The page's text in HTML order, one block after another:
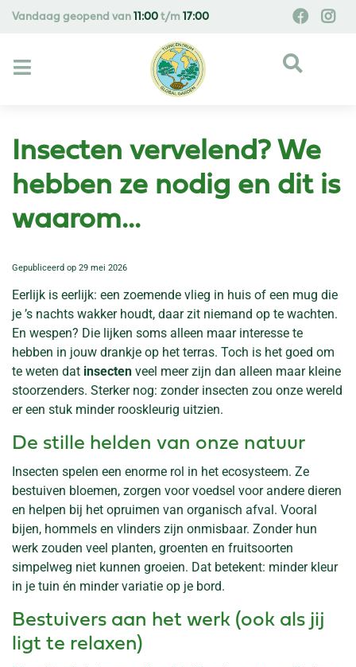
Vandaag geopend van 11:00 t/m 17:00
Insecten vervelend? We
hebben ze nodig en dit is
waarom...
Gepubliceerd op 29 mei 2026
Eerlijk is eerlijk: een zoemende vlieg in huis of een mug die
je ’s nachts wakker houdt, daar zit niemand op te wachten.
En wespen? Die lijken soms alleen maar interesse te
hebben in jouw drankje op het terras. Toch is het goed om
te weten dat insecten veel meer zijn dan alleen maar kleine
stoorzenders. Sterker nog: zonder insecten zou onze wereld
er een stuk minder rooskleurig uitzien.
De stille helden van onze natuur
Insecten spelen een enorme rol in het ecosysteem. Ze
bestuiven bloemen, zorgen voor voedsel voor andere dieren
en helpen bij het opruimen van organisch afval. Vooral
bijen, hommels en vlinders zijn onmisbaar. Zonder hun
werk zouden veel planten, groenten en fruitsoorten
simpelweg niet kunnen groeien. Dat betekent: minder kleur
in je tuin én minder variatie op je bord.
Bestuivers aan het werk (ook als jij
ligt te relaxen)